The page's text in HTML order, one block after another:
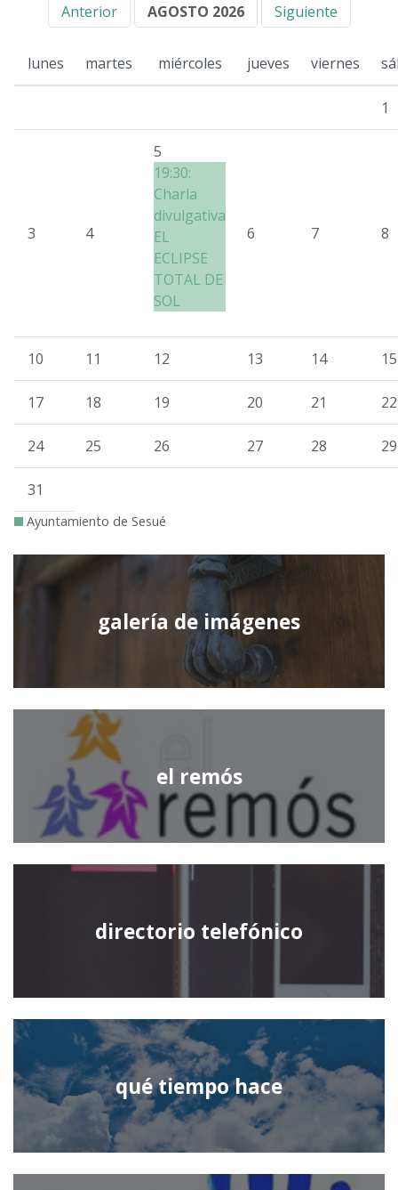
Anterior AGOSTO 2026 Siguiente
lunes martes miércoles jueves viernes
1
3 4
5
19:30:
Charla
divulgativa
EL
ECLIPSE
TOTAL DE
SOL
6 7 8
10 11 12 13 14 15
17 18 19 20 21 22
24 25 26 27 28 29
31
Ayuntamiento de Sesué
galería de imágenes
el remós
directorio telefónico
qué tiempo hace